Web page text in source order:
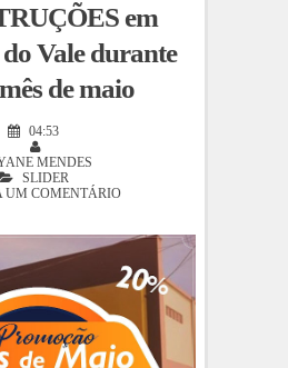
em
Vale durante
de maio
04:53
MENDES
SLIDER
UM COMENTÁRIO